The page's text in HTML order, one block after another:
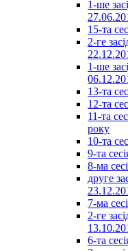
1-ше
15-та
2-ге
1-ше
13-та
12-та
11-та
року
10-та
9-та
8-ма
друге
7-ма
2-ге
6-та